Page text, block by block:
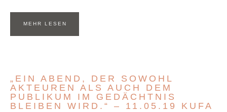
MEHR LESEN
„EIN ABEND, DER SOWOHL
AKTEUREN ALS AUCH DEM
PUBLIKUM IM GEDÄCHTNIS
BLEIBEN WIRD.“ – 11.05.19 KUFA